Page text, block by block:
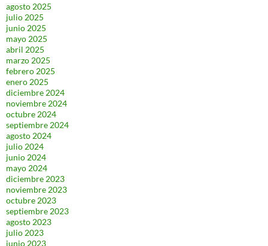
agosto 2025
julio 2025
junio 2025
mayo 2025
abril 2025
marzo 2025
febrero 2025
enero 2025
diciembre 2024
noviembre 2024
octubre 2024
septiembre 2024
agosto 2024
julio 2024
junio 2024
mayo 2024
diciembre 2023
noviembre 2023
octubre 2023
septiembre 2023
agosto 2023
julio 2023
junio 2023